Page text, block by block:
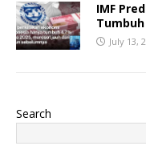
IMF
Tumbuh
July 13,
Search